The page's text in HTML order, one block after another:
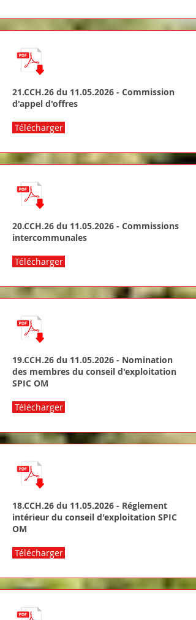
21.CCH.26 du 11.05.2026 - Commission
d'appel d'offres
Télécharger
20.CCH.26 du 11.05.2026 - Commissions
intercommunales
Télécharger
19.CCH.26 du 11.05.2026 - Nomination
des membres du conseil d'exploitation
SPIC OM
Télécharger
18.CCH.26 du 11.05.2026 - Réglement
intérieur du conseil d'exploitation SPIC
OM
Télécharger